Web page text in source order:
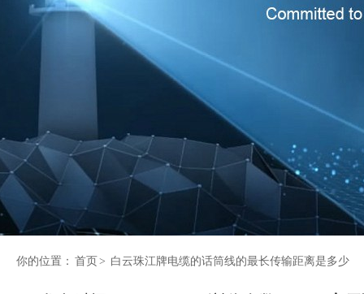
你的位置： 首页 > 白云珠江牌电缆的话筒线的最长传输距离是多少